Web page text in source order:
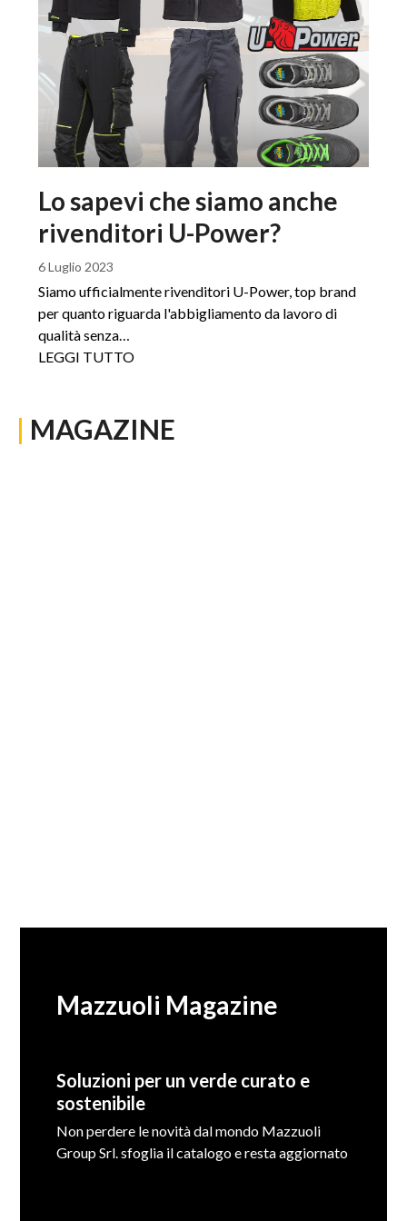
Lo sapevi che siamo anche
rivenditori U-Power?
6 Luglio 2023
Siamo ufficialmente rivenditori U-Power, top brand
per quanto riguarda l'abbigliamento da lavoro di
qualità senza…
LEGGI TUTTO
| MAGAZINE
Mazzuoli Magazine
Soluzioni per un verde curato e
sostenibile
Non perdere le novità dal mondo Mazzuoli
Group Srl. sfoglia il catalogo e resta aggiornato